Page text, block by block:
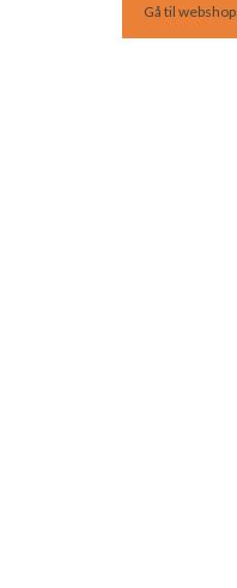
pris
var:
Gå til webshop